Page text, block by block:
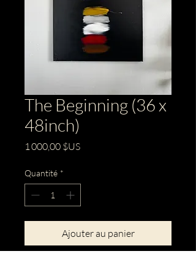
The Beginning (36 x
48inch)
1 000,00 $USPrix
Quantité *
Ajouter au panier